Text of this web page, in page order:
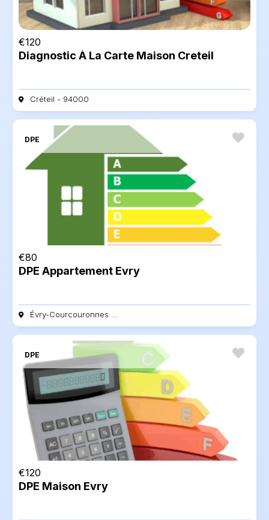
€120
Diagnostic À La Carte Maison Creteil
Créteil - 94000
DPE
€80
DPE Appartement Evry
DPE
€120
DPE Maison Evry